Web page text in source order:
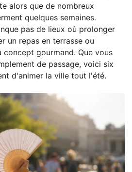
alors que de nombreux
quelques semaines.
pas de lieux où prolonger
un repas en terrasse ou
concept gourmand. Que vous
de passage, voici six
d'animer la ville tout l'été.